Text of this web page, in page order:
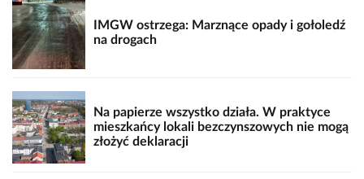
IMGW ostrzega: Marznące opady i gołoledź
na drogach
Na papierze wszystko działa. W praktyce
mieszkańcy lokali bezczynszowych nie mogą
złożyć deklaracji